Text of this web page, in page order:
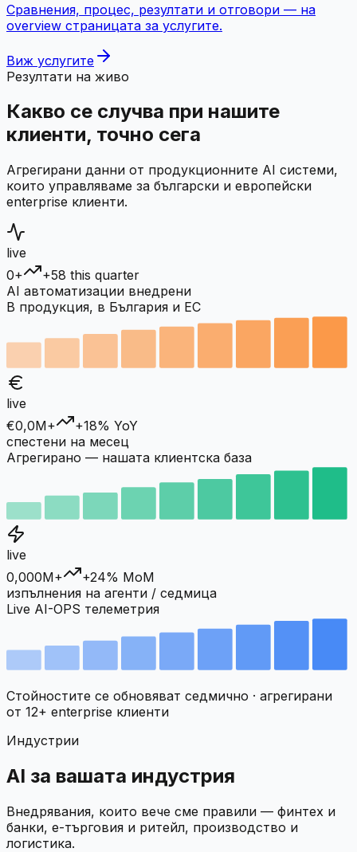
Сравнения, процес, резултати и отговори — на
overview страницата за услугите.
Виж услугите
Резултати на живо
Какво се случва при нашите
клиенти, точно сега
Агрегирани данни от продукционните AI системи,
които управляваме за български и европейски
enterprise клиенти.
live
0+
+58 this quarter
AI автоматизации внедрени
В продукция, в България и ЕС
live
€0,0M+
+18% YoY
спестени на месец
Агрегирано — нашата клиентска база
live
0,000M+
+24% MoM
изпълнения на агенти / седмица
Live AI-OPS телеметрия
Стойностите се обновяват седмично · агрегирани
от 12+ enterprise клиенти
Индустрии
AI за вашата индустрия
Внедрявания, които вече сме правили — финтех и
банки, е-търговия и ритейл, производство и
логистика.